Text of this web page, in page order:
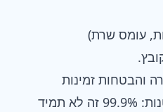
עומס שרת)
קראו את האותיות הקטנות: 99.9% זה לא תמיד